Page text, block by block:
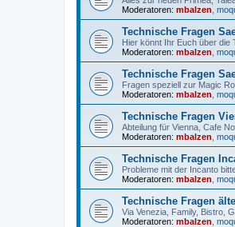
Moderatoren: mbalzen
Technische Fragen
Hier könnt Ihr Euch über
Moderatoren: mbalzen
Technische Fragen
Fragen speziell zur Magic
Moderatoren: mbalzen
Technische Fragen
Abteilung für Vienna, Cafe
Moderatoren: mbalzen
Technische Fragen
Probleme mit der Incanto
Moderatoren: mbalzen
Technische Fragen
Via Venezia, Family, Bistro,
Moderatoren: mbalzen